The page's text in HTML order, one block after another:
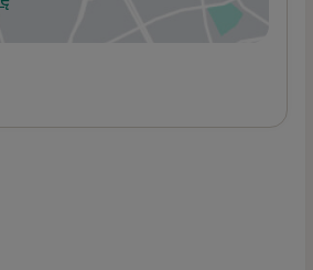
się w nowej karcie